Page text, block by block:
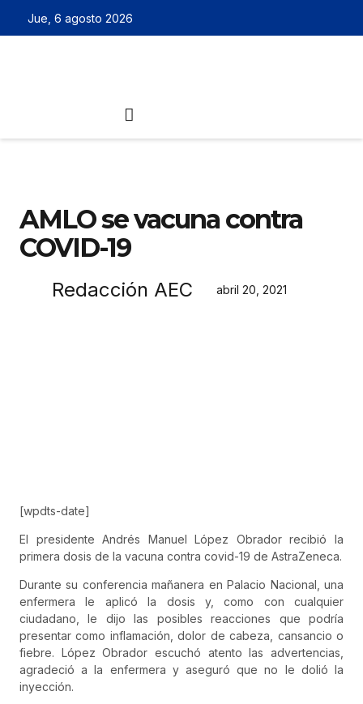
Jue, 6 agosto 2026
AMLO se vacuna contra
COVID-19
Redacción AEC abril 20, 2021
[wpdts-date]
El presidente Andrés Manuel López Obrador recibió la
primera dosis de la vacuna contra covid-19 de AstraZeneca.
Durante su conferencia mañanera en Palacio Nacional, una
enfermera le aplicó la dosis y, como con cualquier
ciudadano, le dijo las posibles reacciones que podría
presentar como inflamación, dolor de cabeza, cansancio o
fiebre. López Obrador escuchó atento las advertencias,
agradeció a la enfermera y aseguró que no le dolió la
inyección.